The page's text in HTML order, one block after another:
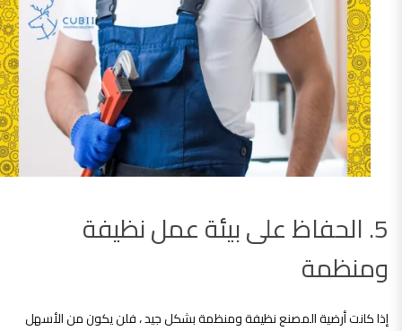
5. الحفاظ على بيئة عمل نظيفة
ومنظمة
إذا كانت أرضية المصنع نظيفة ومنظمة بشكل جيد ، فلن يكون من الأسهل